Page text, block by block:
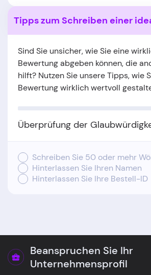
Tipps zum Schreiben einer
Sind Sie unsicher, wie Sie eine
Bewertung abgeben können, die
hilft? Nutzen Sie unsere Tipps, wie
Bewertung wirklich wertvoll
Überprüfung der
Schreiben Sie 50 oder mehr
Hinterlassen Sie Ihren Namen
Hinterlassen Sie Ihre Bestell-ID
Beanspruchen Sie Ihr
Unternehmensprofil